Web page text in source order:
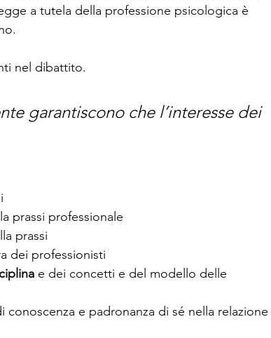
a tutela della professione psicologica è
nel dibattito.
garantiscono che l’interesse dei
prassi professionale
prassi
dei professionisti
e dei concetti e del modello delle
conoscenza e padronanza di sé nella relazione